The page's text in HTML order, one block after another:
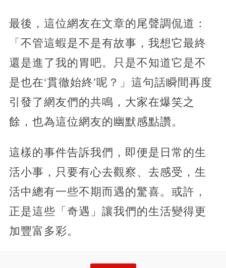
最後，這位網友在文章的尾聲調侃道：
「不管這蝦是不是有故事，我想它最終
還是進了我的胃吧。只是不知道它是不
是也在‘貫徹始終’呢？」這句話瞬間再度
引發了網友們的共鳴，大家在爆笑之
餘，也為這位網友的幽默感點讚。
這樣的事件告訴我們，即便是日常的生
活小事，只要有心去觀察、去感受，生
活中總有一些不期而遇的驚喜。或許，
正是這些「奇遇」讓我們的生活變得更
加豐富多彩。